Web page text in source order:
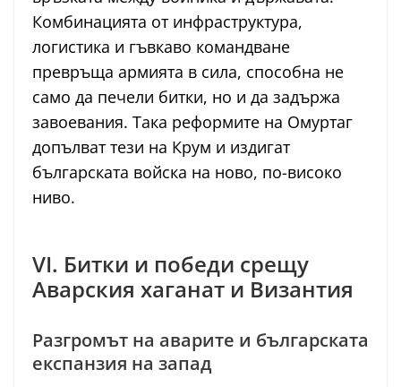
Комбинацията от инфраструктура,
логистика и гъвкаво командване
превръща армията в сила, способна не
само да печели битки, но и да задържа
завоевания. Така реформите на Омуртаг
допълват тези на Крум и издигат
българската войска на ново, по-високо
ниво.
VI. Битки и победи срещу
Аварския хаганат и Византия
Разгромът на аварите и българската
експанзия на запад